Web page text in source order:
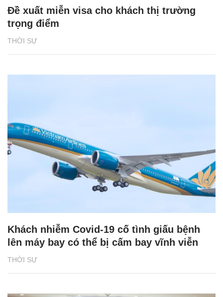
THỜI SỰ
Đề xuất miễn visa cho khách thị trường
trọng điểm
THỜI SỰ
Khách nhiễm Covid-19 cố tình giấu bệnh
lên máy bay có thể bị cấm bay vĩnh viễn